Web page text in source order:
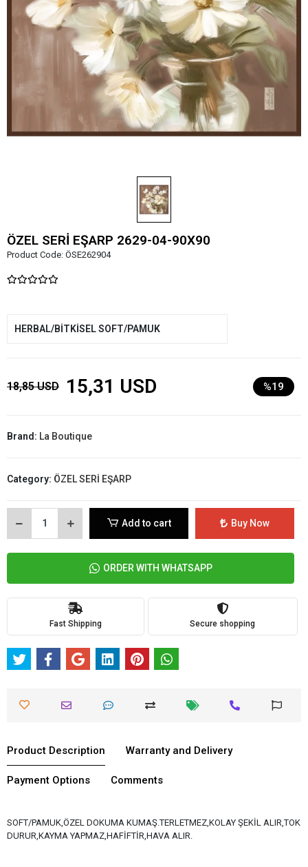
ÖZEL SERİ EŞARP 2629-04-90X90
Product Code: ÖSE262904
HERBAL/BİTKİSEL SOFT/PAMUK
18,85 USD 15,31 USD %19
Brand: La Boutique
Category: ÖZEL SERİ EŞARP
Add to cart Buy Now
ORDER WITH WHATSAPP
Fast Shipping Secure shopping
Product Description Warranty and Delivery
Payment Options Comments
SOFT/PAMUK,ÖZEL DOKUMA KUMAŞ.TERLETMEZ,KOLAY ŞEKİL ALIR,TOK
DURUR,KAYMA YAPMAZ,HAFİFTİR,HAVA ALIR.